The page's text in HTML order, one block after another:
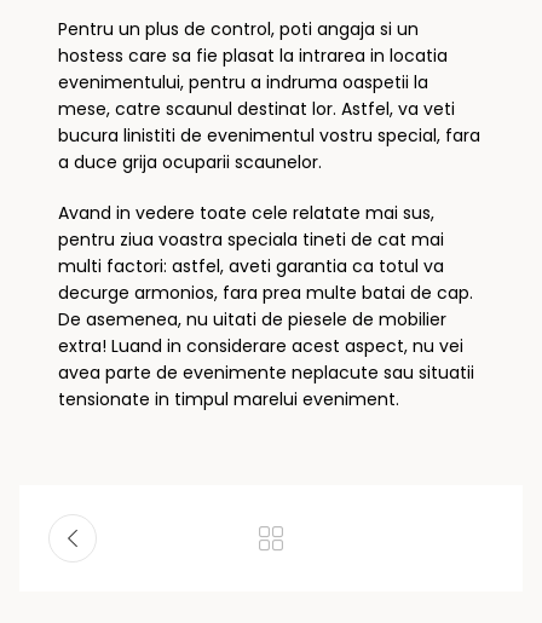
Pentru un plus de control, poti angaja si un
hostess care sa fie plasat la intrarea in locatia
evenimentului, pentru a indruma oaspetii la
mese, catre scaunul destinat lor. Astfel, va veti
bucura linistiti de evenimentul vostru special, fara
a duce grija ocuparii scaunelor.
Avand in vedere toate cele relatate mai sus,
pentru ziua voastra speciala tineti de cat mai
multi factori: astfel, aveti garantia ca totul va
decurge armonios, fara prea multe batai de cap.
De asemenea, nu uitati de piesele de mobilier
extra! Luand in considerare acest aspect, nu vei
avea parte de evenimente neplacute sau situatii
tensionate in timpul marelui eveniment.